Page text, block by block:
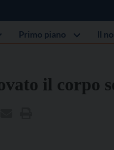
Primo piano Il
il corpo